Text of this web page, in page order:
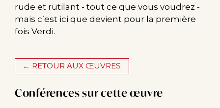
rude et rutilant - tout ce que vous voudrez -
mais c’est ici que devient pour la première
fois Verdi.
← RETOUR AUX ŒUVRES
Conférences sur cette œuvre